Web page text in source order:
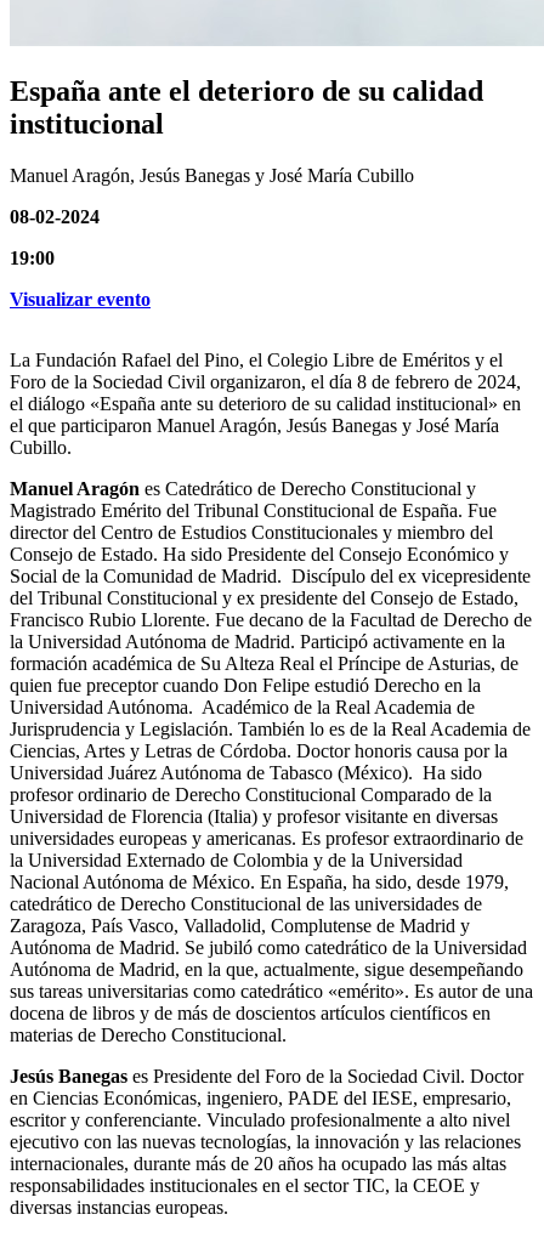
España ante el deterioro de su calidad
institucional
Manuel Aragón, Jesús Banegas y José María Cubillo
08-02-2024
19:00
Visualizar evento
La Fundación Rafael del Pino, el Colegio Libre de Eméritos y el
Foro de la Sociedad Civil organizaron, el día 8 de febrero de 2024,
el diálogo «España ante su deterioro de su calidad institucional» en
el que participaron Manuel Aragón, Jesús Banegas y José María
Cubillo.
Manuel Aragón es Catedrático de Derecho Constitucional y
Magistrado Emérito del Tribunal Constitucional de España. Fue
director del Centro de Estudios Constitucionales y miembro del
Consejo de Estado. Ha sido Presidente del Consejo Económico y
Social de la Comunidad de Madrid. Discípulo del ex vicepresidente
del Tribunal Constitucional y ex presidente del Consejo de Estado,
Francisco Rubio Llorente. Fue decano de la Facultad de Derecho de
la Universidad Autónoma de Madrid. Participó activamente en la
formación académica de Su Alteza Real el Príncipe de Asturias, de
quien fue preceptor cuando Don Felipe estudió Derecho en la
Universidad Autónoma. Académico de la Real Academia de
Jurisprudencia y Legislación. También lo es de la Real Academia de
Ciencias, Artes y Letras de Córdoba. Doctor honoris causa por la
Universidad Juárez Autónoma de Tabasco (México). Ha sido
profesor ordinario de Derecho Constitucional Comparado de la
Universidad de Florencia (Italia) y profesor visitante en diversas
universidades europeas y americanas. Es profesor extraordinario de
la Universidad Externado de Colombia y de la Universidad
Nacional Autónoma de México. En España, ha sido, desde 1979,
catedrático de Derecho Constitucional de las universidades de
Zaragoza, País Vasco, Valladolid, Complutense de Madrid y
Autónoma de Madrid. Se jubiló como catedrático de la Universidad
Autónoma de Madrid, en la que, actualmente, sigue desempeñando
sus tareas universitarias como catedrático «emérito». Es autor de una
docena de libros y de más de doscientos artículos científicos en
materias de Derecho Constitucional.
Jesús Banegas es Presidente del Foro de la Sociedad Civil. Doctor
en Ciencias Económicas, ingeniero, PADE del IESE, empresario,
escritor y conferenciante. Vinculado profesionalmente a alto nivel
ejecutivo con las nuevas tecnologías, la innovación y las relaciones
internacionales, durante más de 20 años ha ocupado las más altas
responsabilidades institucionales en el sector TIC, la CEOE y
diversas instancias europeas.